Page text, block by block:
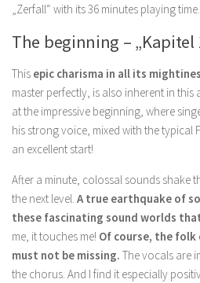
„Zerfall“ with its 36 minutes playing time.
The beginning – „Kapitel
This epic charisma in all its
master perfectly, is also inherent in this
at the impressive beginning, where
his strong voice, mixed with the typical
an excellent start!
After a minute, colossal sounds shake
the next level. A true earthquake of
these fascinating sound worlds
me, it touches me! Of course, the folk
must not be missing. The vocals are
the chorus. And I find it especially